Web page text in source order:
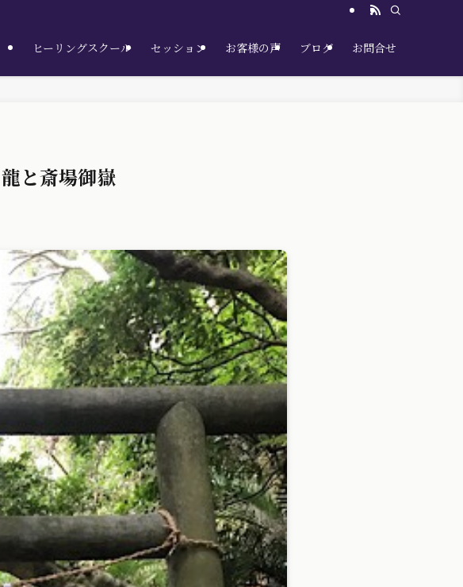
ヒーリングスクール セッション お客様の声 ブログ お問合せ
と斎場御嶽